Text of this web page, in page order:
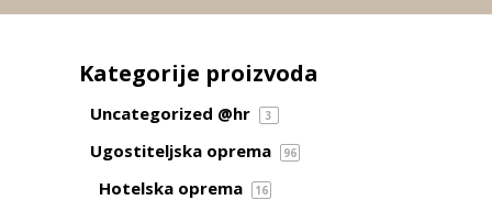
Kategorije proizvoda
Uncategorized @hr 3
Ugostiteljska oprema 96
Hotelska oprema 16